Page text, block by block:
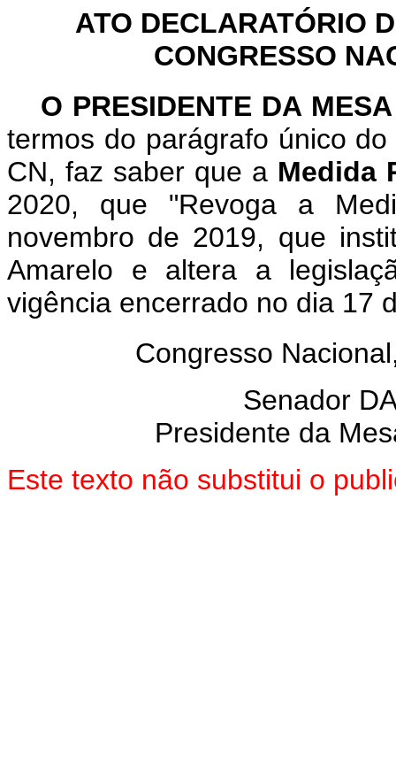
ATO DECLARATÓRIO
CONGRESSO
O PRESIDENTE DA
termos do parágrafo único
CN, faz saber que a Medida
2020, que "Revoga a
novembro de 2019, que
Amarelo e altera a
vigência encerrado no dia 17
Congresso
Senador
Presidente da
Este texto não substitui o